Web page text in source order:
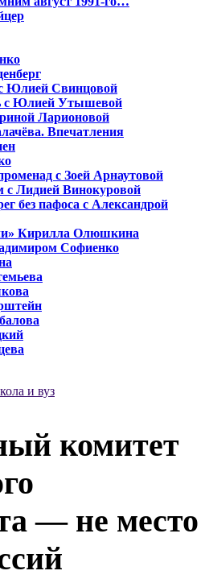
Юлией Свинцовой
с Юлией Утышевой
Ларионовой
Впечатления
с Зоей Арнаутовой
с Лидией Винокуровой
без пафоса с Александрой
Кирилла Олюшкина
Софиенко
и вуз
комитет
— не место